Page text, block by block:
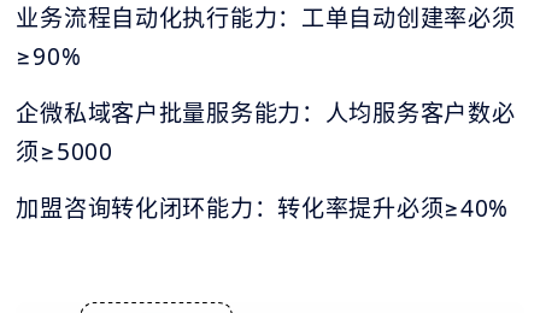
业务流程自动化执行能力：工单自动创建率必须
≥90%
企微私域客户批量服务能力：人均服务客户数必
须≥5000
加盟咨询转化闭环能力：转化率提升必须≥40%